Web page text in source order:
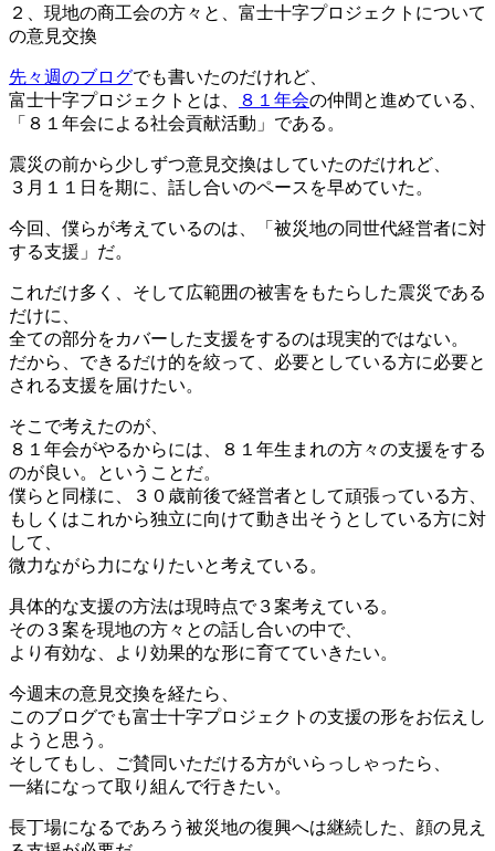
２、現地の商工会の方々と、富士十字プロジェクトについて
の意見交換
先々週のブログでも書いたのだけれど、
富士十字プロジェクトとは、
８１年会の仲間と進めている、
「８１年会による社会貢献活動」である。
震災の前から少しずつ意見交換はしていたのだけれど、
３月１１日を期に、話し合いのペースを早めていた。
今回、僕らが考えているのは、「被災地の同世代経営者に対
する支援」だ。
これだけ多く、そして広範囲の被害をもたらした震災である
だけに、
全ての部分をカバーした支援をするのは現実的ではない。
だから、できるだけ的を絞って、必要としている方に必要と
される支援を届けたい。
そこで考えたのが、
８１年会がやるからには、８１年生まれの方々の支援をする
のが良い。ということだ。
僕らと同様に、３０歳前後で経営者として頑張っている方、
もしくはこれから独立に向けて動き出そうとしている方に対
して、
微力ながら力になりたいと考えている。
具体的な支援の方法は現時点で３案考えている。
その３案を現地の方々との話し合いの中で、
より有効な、より効果的な形に育てていきたい。
今週末の意見交換を経たら、
このブログでも富士十字プロジェクトの支援の形をお伝えし
ようと思う。
そしてもし、ご賛同いただける方がいらっしゃったら、
一緒になって取り組んで行きたい。
長丁場になるであろう被災地の復興へは継続した、顔の見え